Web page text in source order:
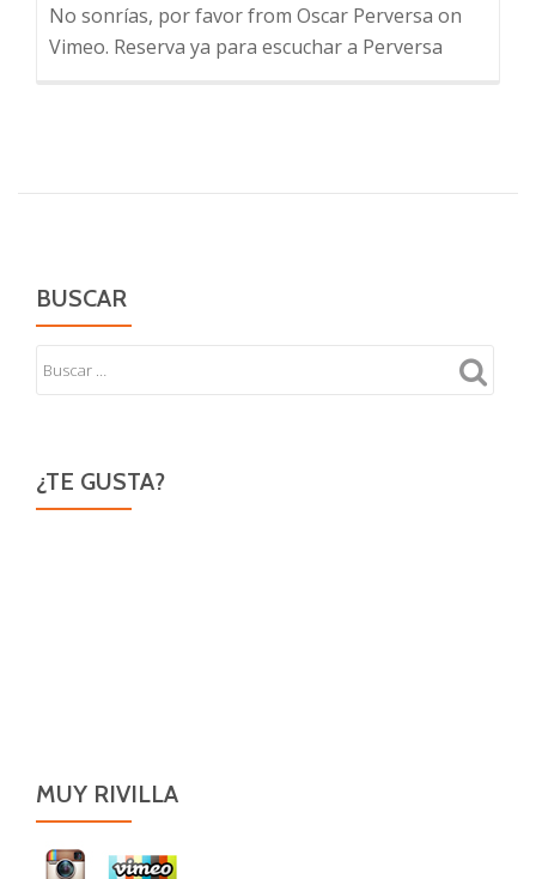
No sonrías, por favor from Oscar Perversa on
Vimeo. Reserva ya para escuchar a Perversa
BUSCAR
¿TE GUSTA?
MUY RIVILLA